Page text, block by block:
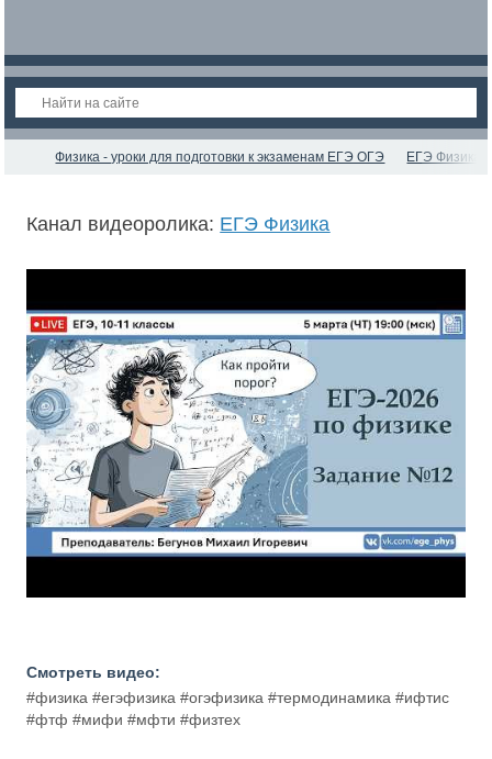
Физика - уроки для подготовки к экзаменам ЕГЭ ОГЭ ЕГЭ Физика
Канал видеоролика: ЕГЭ Физика
Смотреть видео:
#физика #егэфизика #огэфизика #термодинамика #ифтис
#фтф #мифи #мфти #физтех